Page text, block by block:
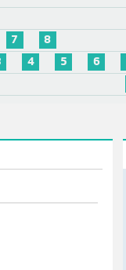
7
8
4 5 6